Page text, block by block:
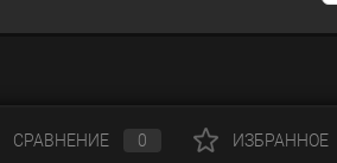
СРАВНЕНИЕ 0 ИЗБРАННОЕ